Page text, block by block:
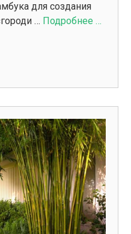
для создания
… Подробнее …